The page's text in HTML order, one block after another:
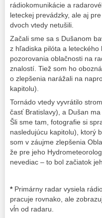
rádiokomunikácie a
leteckej prevádzky, ale aj
dvoch vtedy netušili.
Začali sme sa s Dušanom
z hľadiska pilóta a
pozorovania oblačnosti na
znalostí. Tiež som ho
o zlepšenia narážali na
kapitolu).
Tornádo vtedy vyvrátilo
časť Bratislavy), a Dušan
Šli sme tam, fotografie si
nasledujúcu kapitolu), ktorý
som v záujme zlepšenia
že pre jeho
nevediac – to bol začiatok
*Primárny radar vysiela
pracuje rovnako, ale
vĺn od radaru.